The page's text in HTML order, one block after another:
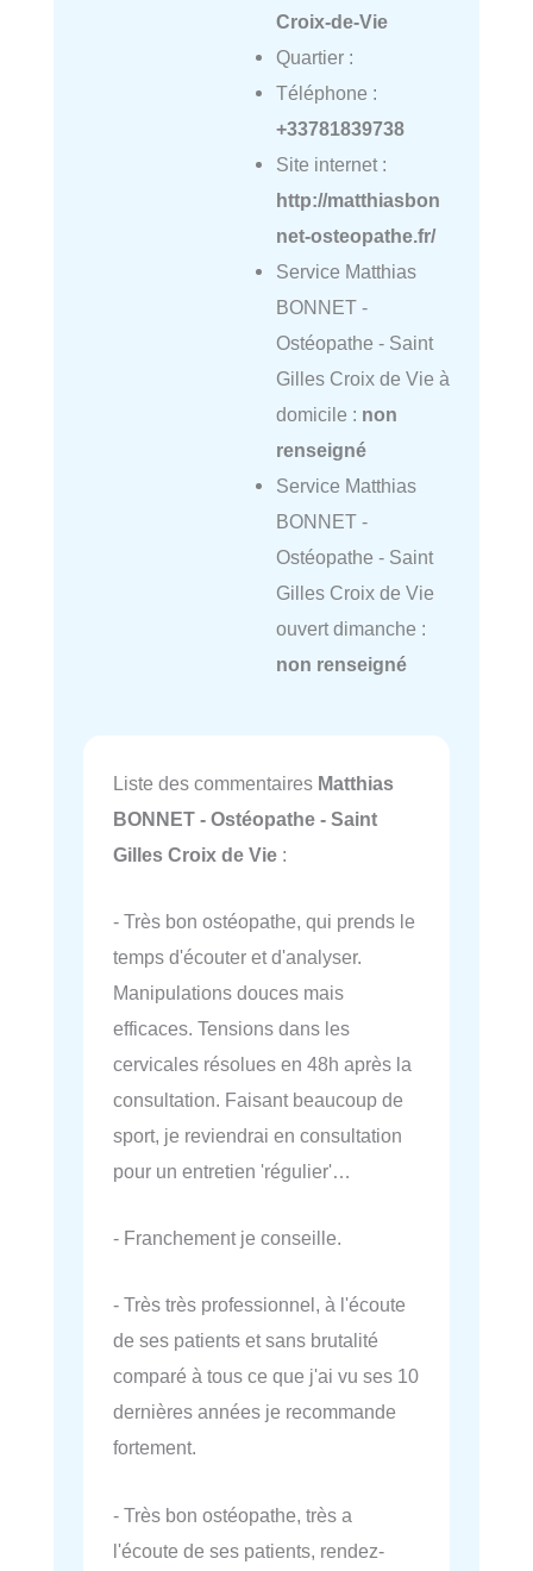
Croix-de-Vie
Quartier :
Téléphone :
+33781839738
Site internet :
http://matthiasbon
net-osteopathe.fr/
Service Matthias
BONNET -
Ostéopathe - Saint
Gilles Croix de Vie à
domicile : non
renseigné
Service Matthias
BONNET -
Ostéopathe - Saint
Gilles Croix de Vie
ouvert dimanche :
non renseigné
Liste des commentaires Matthias
BONNET - Ostéopathe - Saint
Gilles Croix de Vie :
- Très bon ostéopathe, qui prends le
temps d'écouter et d'analyser.
Manipulations douces mais
efficaces. Tensions dans les
cervicales résolues en 48h après la
consultation. Faisant beaucoup de
sport, je reviendrai en consultation
pour un entretien 'régulier'…
- Franchement je conseille.
- Très très professionnel, à l'écoute
de ses patients et sans brutalité
comparé à tous ce que j'ai vu ses 10
dernières années je recommande
fortement.
- Très bon ostéopathe, très a
l'écoute de ses patients, rendez-